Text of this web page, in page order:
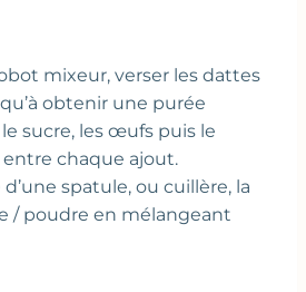
mixeur, verser les dattes
obtenir une purée
sucre, les œufs puis le
chaque ajout.
d’une spatule, ou cuillère, la
/ poudre en mélangeant